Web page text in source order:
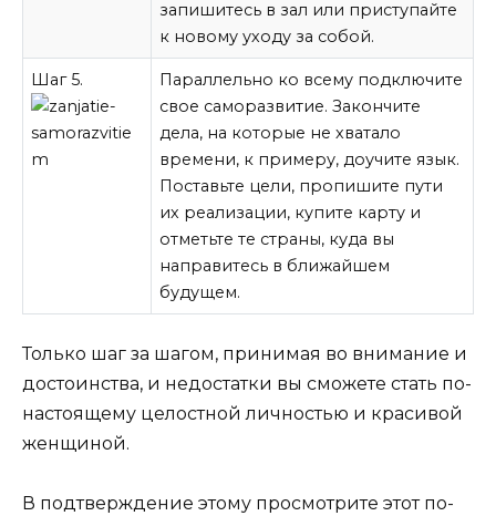
запишитесь в зал или приступайте
к новому уходу за собой.
Шаг 5.
Параллельно ко всему подключите
свое саморазвитие. Закончите
дела, на которые не хватало
времени, к примеру, доучите язык.
Поставьте цели, пропишите пути
их реализации, купите карту и
отметьте те страны, куда вы
направитесь в ближайшем
будущем.
Только шаг за шагом, принимая во внимание и
достоинства, и недостатки вы сможете стать по-
настоящему целостной личностью и красивой
женщиной.
В подтверждение этому просмотрите этот по-